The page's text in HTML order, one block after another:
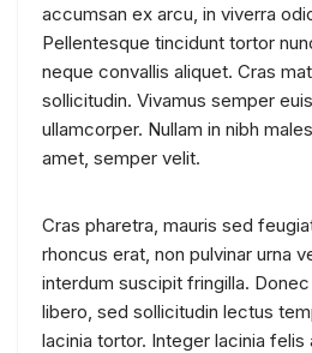
accumsan ex arcu, in viverra
Pellentesque tincidunt tortor
neque convallis aliquet. Cras
sollicitudin. Vivamus semper
ullamcorper. Nullam in nibh
amet, semper velit.
Cras pharetra, mauris sed
rhoncus erat, non pulvinar urna
interdum suscipit fringilla.
libero, sed sollicitudin lectus
lacinia tortor. Integer lacinia